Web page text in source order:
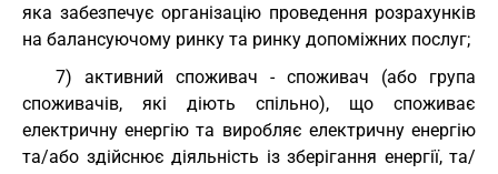
яка забезпечує організацію проведення розрахунків
на балансуючому ринку та ринку допоміжних послуг;
7) активний споживач - споживач (або група
споживачів, які діють спільно), що споживає
електричну енергію та виробляє електричну енергію
та/або здійснює діяльність із зберігання енергії, та/